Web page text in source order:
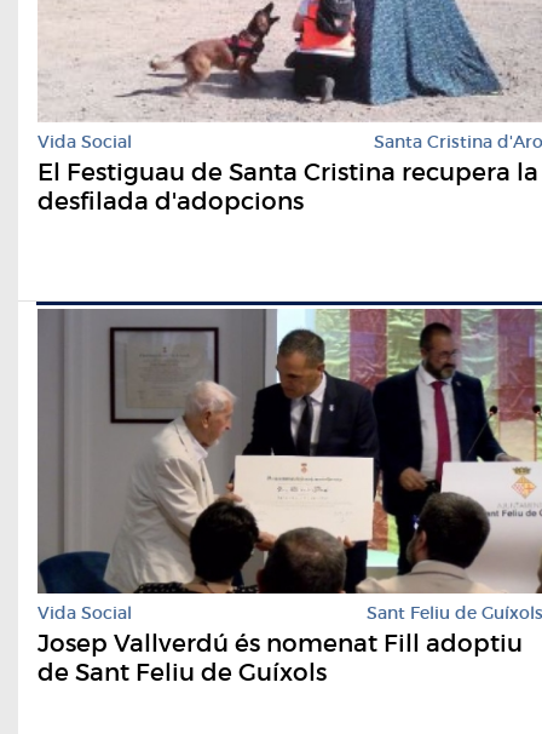
Vida Social Santa Cristina d'Aro
El Festiguau de Santa Cristina recupera la
desfilada d'adopcions
Vida Social Sant Feliu de Guíxols
Josep Vallverdú és nomenat Fill adoptiu
de Sant Feliu de Guíxols